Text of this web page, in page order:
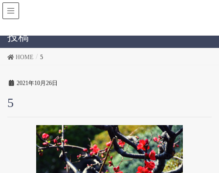
投稿
HOME 5
2021年10月26日
5